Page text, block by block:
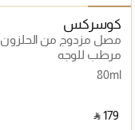
كوسركس
مصل مزدوج من الحلزون
المتقدم لتوهج البشرة
مرطب للوجه
80ml
‎ ⃁ ⁦179⁩ ‎